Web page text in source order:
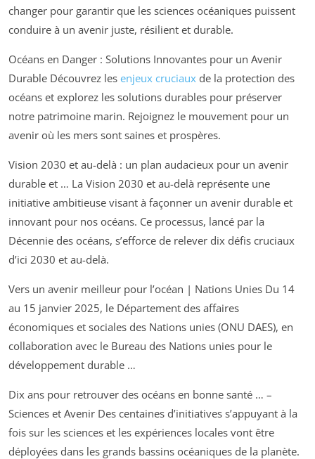
changer pour garantir que les sciences océaniques puissent
conduire à un avenir juste, résilient et durable.
Océans en Danger : Solutions Innovantes pour un Avenir
Durable Découvrez les enjeux cruciaux de la protection des
océans et explorez les solutions durables pour préserver
notre patrimoine marin. Rejoignez le mouvement pour un
avenir où les mers sont saines et prospères.
Vision 2030 et au-delà : un plan audacieux pour un avenir
durable et … La Vision 2030 et au-delà représente une
initiative ambitieuse visant à façonner un avenir durable et
innovant pour nos océans. Ce processus, lancé par la
Décennie des océans, s’efforce de relever dix défis cruciaux
d’ici 2030 et au-delà.
Vers un avenir meilleur pour l’océan | Nations Unies Du 14
au 15 janvier 2025, le Département des affaires
économiques et sociales des Nations unies (ONU DAES), en
collaboration avec le Bureau des Nations unies pour le
développement durable …
Dix ans pour retrouver des océans en bonne santé … –
Sciences et Avenir Des centaines d’initiatives s’appuyant à la
fois sur les sciences et les expériences locales vont être
déployées dans les grands bassins océaniques de la planète.